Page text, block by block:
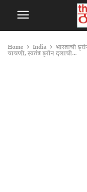
Home India भारताची
चाचणी, स्वतंत्र ड्रोन दलाची...